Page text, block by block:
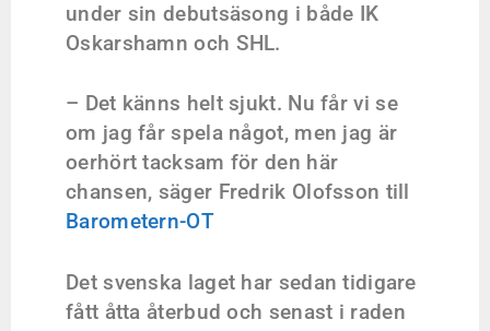
under sin debutsäsong i både IK
Oskarshamn och SHL.
– Det känns helt sjukt. Nu får vi se
om jag får spela något, men jag är
oerhört tacksam för den här
chansen, säger Fredrik Olofsson till
Barometern-OT
Det svenska laget har sedan tidigare
fått åtta återbud och senast i raden